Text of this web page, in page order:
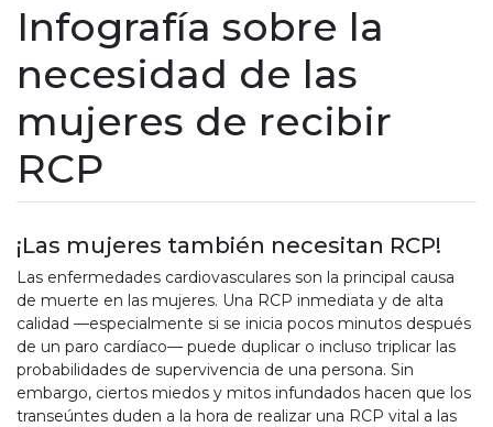
Infografía sobre la
necesidad de las
mujeres de recibir
RCP
¡Las mujeres también necesitan RCP!
Las enfermedades cardiovasculares son la principal causa
de muerte en las mujeres. Una RCP inmediata y de alta
calidad —especialmente si se inicia pocos minutos después
de un paro cardíaco— puede duplicar o incluso triplicar las
probabilidades de supervivencia de una persona. Sin
embargo, ciertos miedos y mitos infundados hacen que los
transeúntes duden a la hora de realizar una RCP vital a las